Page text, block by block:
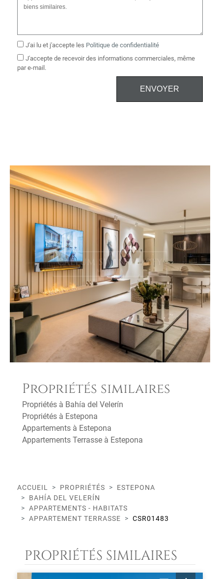
J'ai lu et j'accepte les Politique de confidentialité
J'accepte de recevoir des informations commerciales, même
par e-mail.
ENVOYER
Propriétés similaires
Propriétés à Bahía del Velerín
Propriétés à Estepona
Appartements à Estepona
Appartements Terrasse à Estepona
ACCUEIL PROPRIÉTÉS
ESTEPONA
BAHÍA DEL VELERÍN
APPARTEMENTS - HABITATS
APPARTEMENT TERRASSE
CSR01483
PROPRIÉTÉS SIMILAIRES